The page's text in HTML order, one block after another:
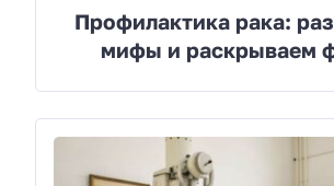
Профилактика рака:
мифы и раскрываем